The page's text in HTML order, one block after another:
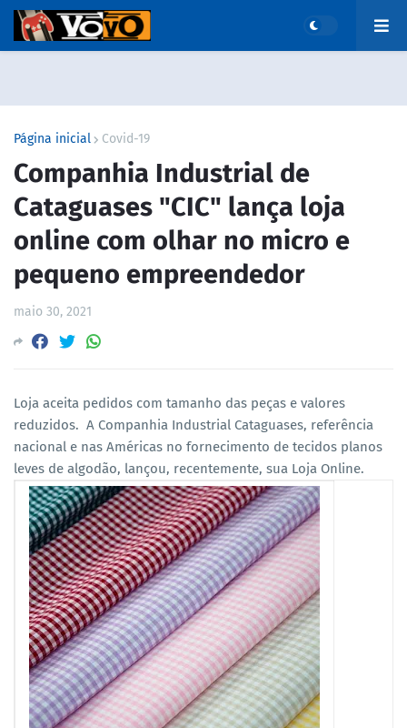
Página inicial Covid-19
Companhia Industrial de
Cataguases "CIC" lança loja
online com olhar no micro e
pequeno empreendedor
maio 30, 2021
Loja aceita pedidos com tamanho das peças e valores
reduzidos. A Companhia Industrial Cataguases, referência
nacional e nas Américas no fornecimento de tecidos planos
leves de algodão, lançou, recentemente, sua Loja Online.